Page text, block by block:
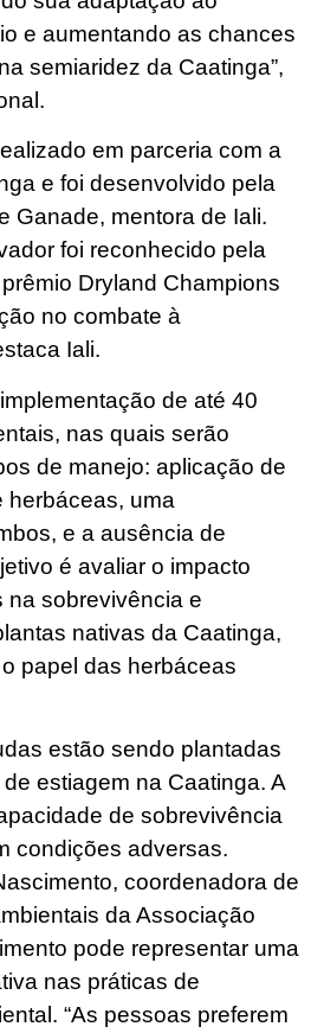
e aumentando as chances
semiaridez da Caatinga”,
em parceria com a
e foi desenvolvido pela
Ganade, mentora de Iali.
foi reconhecido pela
Dryland Champions
no combate à
Iali.
de até 40
nas quais serão
de manejo: aplicação de
herbáceas, uma
e a ausência de
é avaliar o impacto
sobrevivência e
nativas da Caatinga,
papel das herbáceas
estão sendo plantadas
estiagem na Caatinga. A
de sobrevivência
condições adversas.
coordenadora de
da Associação
pode representar uma
nas práticas de
“As pessoas preferem